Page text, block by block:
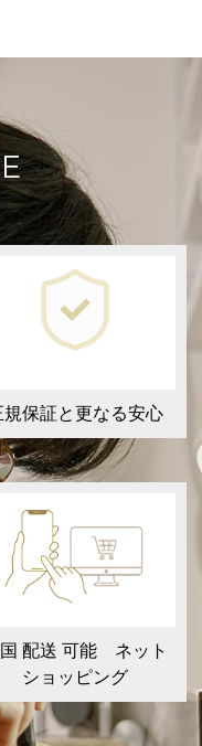
規保証と更なる安心
配送 可能 ネット
ショッピング